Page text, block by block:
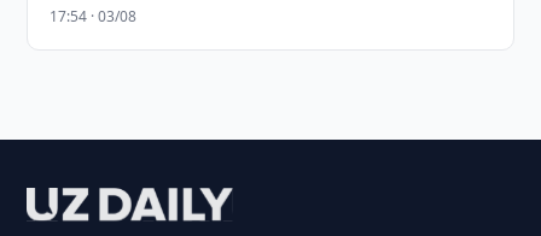
17:54 · 03/08